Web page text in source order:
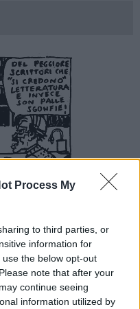
Process My
to third parties, or
information for
the below opt-out
note that after your
continue seeing
information utilized by